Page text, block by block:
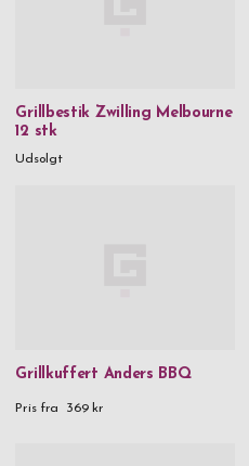
Grillbestik Zwilling Melbourne
12 stk
Udsolgt
Grillkuffert Anders BBQ
Pris fra 369 kr